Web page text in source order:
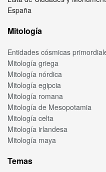
España
Mitología
Entidades cósmicas
Mitología griega
Mitología nórdica
Mitología egipcia
Mitología romana
Mitología de Mesopotamia
Mitología celta
Mitología irlandesa
Mitología maya
Temas